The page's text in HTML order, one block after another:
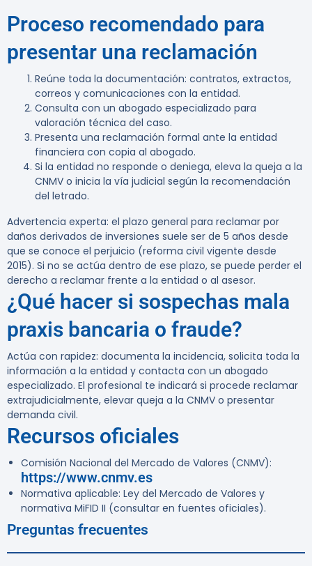
Proceso recomendado para
presentar una reclamación
Reúne toda la documentación: contratos, extractos,
correos y comunicaciones con la entidad.
Consulta con un abogado especializado para
valoración técnica del caso.
Presenta una reclamación formal ante la entidad
financiera con copia al abogado.
Si la entidad no responde o deniega, eleva la queja a la
CNMV o inicia la vía judicial según la recomendación
del letrado.
Advertencia experta: el plazo general para reclamar por
daños derivados de inversiones suele ser de 5 años desde
que se conoce el perjuicio (reforma civil vigente desde
2015). Si no se actúa dentro de ese plazo, se puede perder el
derecho a reclamar frente a la entidad o al asesor.
¿Qué hacer si sospechas mala
praxis bancaria o fraude?
Actúa con rapidez: documenta la incidencia, solicita toda la
información a la entidad y contacta con un abogado
especializado. El profesional te indicará si procede reclamar
extrajudicialmente, elevar queja a la CNMV o presentar
demanda civil.
Recursos oficiales
Comisión Nacional del Mercado de Valores (CNMV):
https://www.cnmv.es
Normativa aplicable: Ley del Mercado de Valores y
normativa MiFID II (consultar en fuentes oficiales).
Preguntas frecuentes